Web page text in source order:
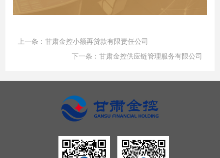
上一条：甘肃金控小额再贷款有限责任公司
下一条： 甘肃金控供应链管理服务有限公司